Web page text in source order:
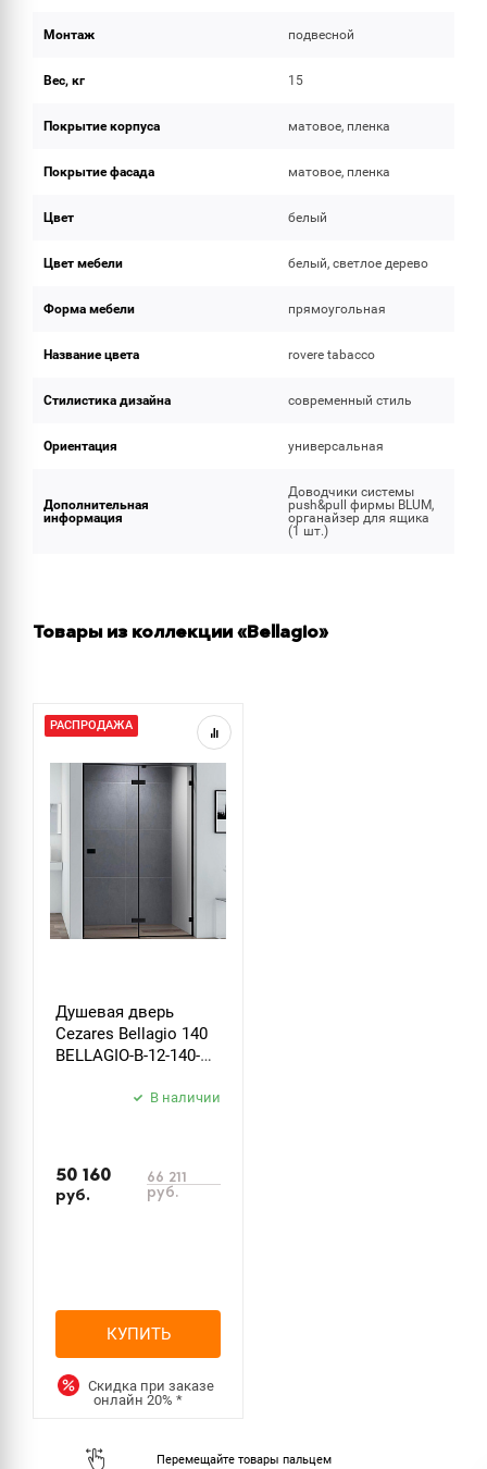
Монтаж подвесной
Вес, кг 15
Покрытие корпуса матовое, пленка
Покрытие фасада матовое, пленка
Цвет белый
Цвет мебели белый, светлое дерево
Форма мебели прямоугольная
Название цвета rovere tabacco
Стилистика дизайна современный стиль
Ориентация универсальная
Дополнительная
информация
Доводчики системы
push&pull фирмы BLUM,
органайзер для ящика
(1 шт.)
Товары из коллекции «Bellagio»
РАСПРОДАЖА
Душевая дверь
Cezares Bellagio 140
BELLAGIO-B-12-140-C-
черный, стеклоВ наличии
50 160
руб.
66 211
руб.
КУПИТЬ
Скидка при заказе
онлайн20%*